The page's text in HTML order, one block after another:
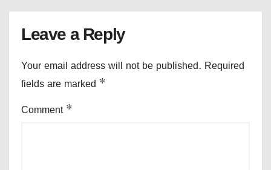
Leave a Reply
Your email address will not be published. Required
fields are marked *
Comment *